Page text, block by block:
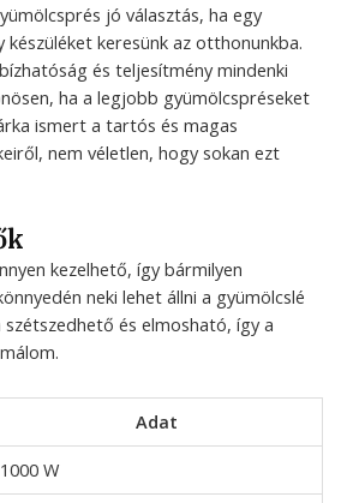
jó választás, ha egy
keresünk az otthonunkba.
és teljesítmény mindenki
ha a legjobb gyümölcspréseket
ismert a tartós és magas
nem véletlen, hogy sokan ezt
kezelhető, így bármilyen
neki lehet állni a gyümölcslé
szétszedhető és elmosható, így a
Adat
1000 W